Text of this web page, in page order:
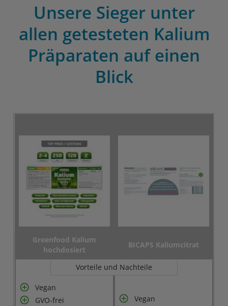
Unsere Sieger unter
allen getesteten Kalium
Präparaten auf einen
Blick
Greenfood Kalium
hochdosiert
BICAPS Kaliumcitrat
Vorteile und Nachteile
Vegan
GVO-frei
Vegan